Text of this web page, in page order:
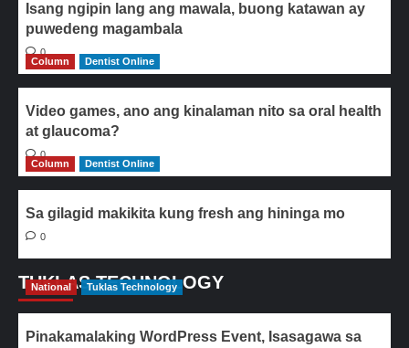
Isang ngipin lang ang mawala, buong katawan ay
puwedeng magambala
0
Column
Dentist Online
Video games, ano ang kinalaman nito sa oral health
at glaucoma?
0
Column
Dentist Online
Sa gilagid makikita kung fresh ang hininga mo
0
TUKLAS TECHNOLOGY
National Tuklas Technology
Pinakamalaking WordPress Event, Isasagawa sa